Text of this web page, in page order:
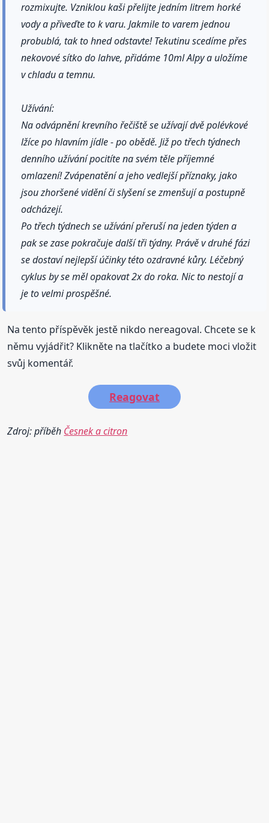
rozmixujte. Vzniklou kaši přelijte jedním litrem horké
vody a přiveďte to k varu. Jakmile to varem jednou
probublá, tak to hned odstavte! Tekutinu scedíme přes
nekovové sítko do lahve, přidáme 10ml Alpy a uložíme
v chladu a temnu.
Užívání:
Na odvápnění krevního řečiště se užívají dvě polévkové
lžíce po hlavním jídle - po obědě. Již po třech týdnech
denního užívání pocitíte na svém těle příjemné
omlazení! Zvápenatění a jeho vedlejší příznaky, jako
jsou zhoršené vidění či slyšení se zmenšují a postupně
odcházejí.
Po třech týdnech se užívání přeruší na jeden týden a
pak se zase pokračuje další tři týdny. Právě v druhé fázi
se dostaví nejlepší účinky této ozdravné kůry. Léčebný
cyklus by se měl opakovat 2x do roka. Nic to nestojí a
je to velmi prospěšné.
Na tento příspěvěk jestě nikdo nereagoval. Chcete se k
němu vyjádřit? Klikněte na tlačítko a budete moci vložit
svůj komentář.
Reagovat
Zdroj: příběh Česnek a citron